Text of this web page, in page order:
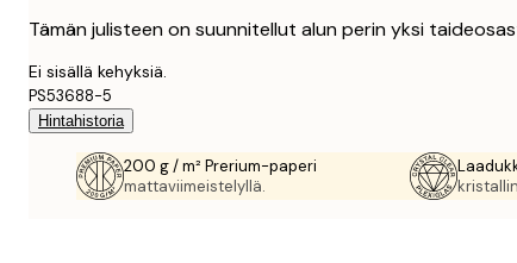
Tämän julisteen on suunnitellut alun perin yksi
Ei sisällä kehyksiä.
PS53688-5
Hintahistoria
200 g / m² Prerium-paperi
mattaviimeistelyllä.